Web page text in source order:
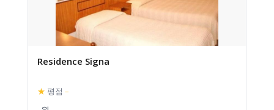
Residence Signa
★ 평점 –